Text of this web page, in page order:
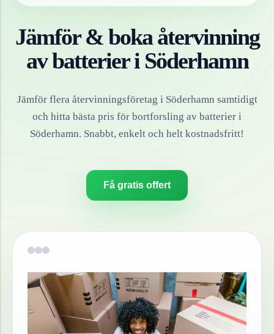
Jämför & boka återvinning
avbatterieri Söderhamn
Jämför flera återvinningsföretag i Söderhamn samtidigt
och hitta bästa pris för bortforsling av batterier i
Söderhamn. Snabbt, enkelt och helt kostnadsfritt!
Få gratis offert